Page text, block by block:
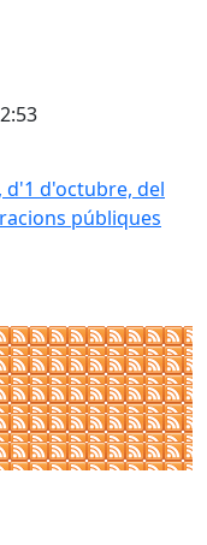
d'1 d'octubre, del
públiques